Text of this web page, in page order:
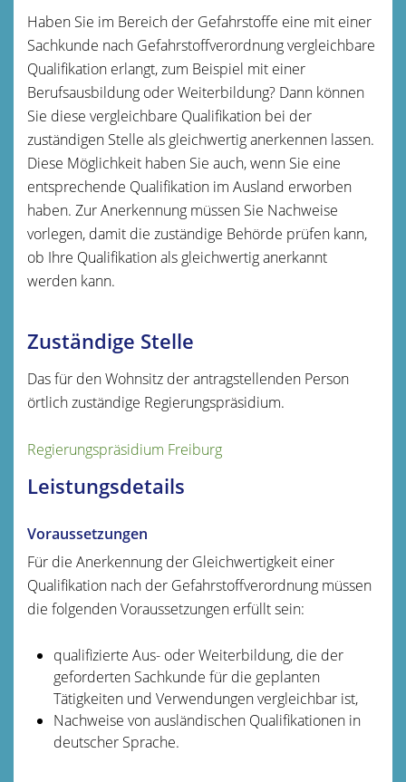
Haben Sie im Bereich der Gefahrstoffe eine mit einer
Sachkunde nach Gefahrstoffverordnung vergleichbare
Qualifikation erlangt, zum Beispiel mit einer
Berufsausbildung oder Weiterbildung? Dann können
Sie diese vergleichbare Qualifikation bei der
zuständigen Stelle als gleichwertig anerkennen lassen.
Diese Möglichkeit haben Sie auch, wenn Sie eine
entsprechende Qualifikation im Ausland erworben
haben. Zur Anerkennung müssen Sie Nachweise
vorlegen, damit die zuständige Behörde prüfen kann,
ob Ihre Qualifikation als gleichwertig anerkannt
werden kann.
Zuständige Stelle
Das für den Wohnsitz der antragstellenden Person
örtlich zuständige Regierungspräsidium.
Regierungspräsidium Freiburg
Leistungsdetails
Voraussetzungen
Für die Anerkennung der Gleichwertigkeit einer
Qualifikation nach der Gefahrstoffverordnung müssen
die folgenden Voraussetzungen erfüllt sein:
qualifizierte Aus- oder Weiterbildung, die der
geforderten Sachkunde für die geplanten
Tätigkeiten und Verwendungen vergleichbar ist,
Nachweise von ausländischen Qualifikationen in
deutscher Sprache.